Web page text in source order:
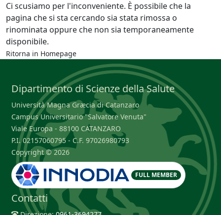
Ci scusiamo per l'inconveniente. È possibile che la
pagina che si sta cercando sia stata rimossa o
rinominata oppure che non sia temporaneamente
disponibile.
Ritorna in Homepage
Dipartimento di Scienze della Salute
Università Magna Græcia di Catanzaro
Campus Universitario "Salvatore Venuta"
Viale Europa - 88100 CATANZARO
P.I. 02157060795 - C.F. 97026980793
Copyright © 2026
FULL MEMBER
Contatti